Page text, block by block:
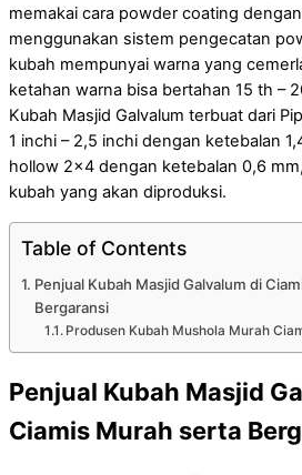
memakai cara powder coating
menggunakan sistem pengecatan
kubah mempunyai warna yang
ketahan warna bisa bertahan 15 th –
Kubah Masjid Galvalum terbuat dari
1 inchi – 2,5 inchi dengan ketebalan
hollow 2×4 dengan ketebalan 0,6
kubah yang akan diproduksi.
Table of Contents
Penjual Kubah Masjid Galvalum di
Bergaransi
Produsen Kubah Mushola Murah
Penjual Kubah Masjid
Ciamis Murah serta